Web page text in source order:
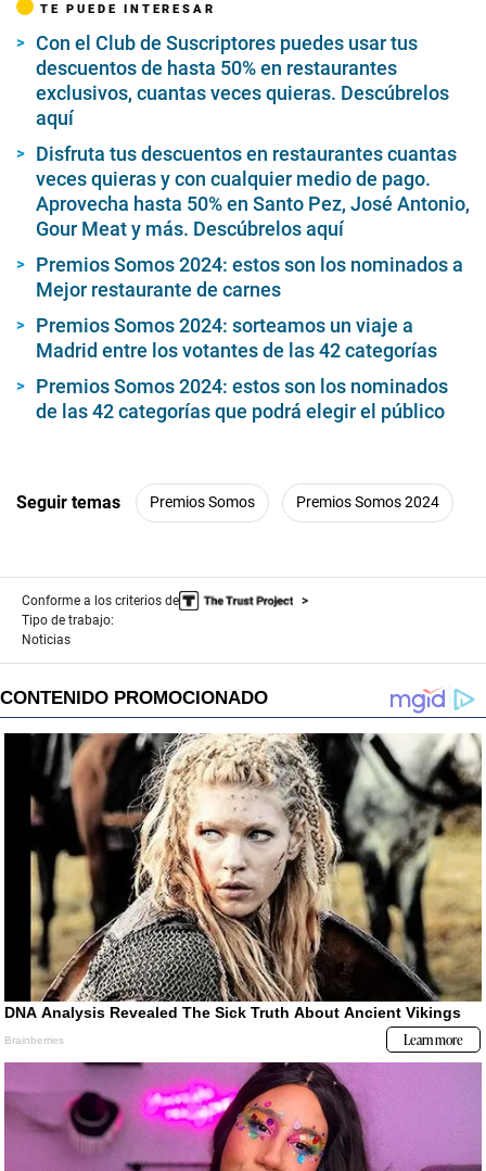
n
t
e
2
4
e
o
n
d
s
TE PUEDE INTERESAR
Con el Club de Suscriptores puedes usar tus
descuentos de hasta 50% en restaurantes
exclusivos, cuantas veces quieras. Descúbrelos
aquí
Disfruta tus descuentos en restaurantes cuantas
veces quieras y con cualquier medio de pago.
Aprovecha hasta 50% en Santo Pez, José Antonio,
Gour Meat y más. Descúbrelos aquí
Premios Somos 2024: estos son los nominados a
Mejor restaurante de carnes
Premios Somos 2024: sorteamos un viaje a
Madrid entre los votantes de las 42 categorías
Premios Somos 2024: estos son los nominados
de las 42 categorías que podrá elegir el público
Seguir temas Premios Somos Premios Somos 2024
Conforme a los criterios de
Tipo de trabajo:
Noticias